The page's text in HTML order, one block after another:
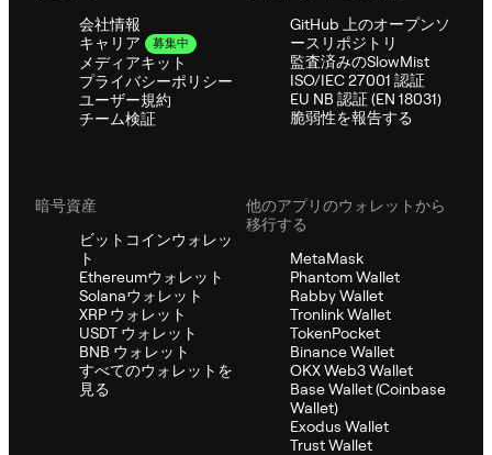
会社情報
キャリア
募集中
メディアキット
プライバシーポリシー
ユーザー規約
チーム検証
GitHub 上のオープンソ
ースリポジトリ
監査済みのSlowMist
ISO/IEC 27001 認証
EU NB 認証 (EN 18031)
脆弱性を報告する
暗号資産
ビットコインウォレッ
ト
Ethereumウォレット
Solanaウォレット
XRP ウォレット
USDT ウォレット
BNB ウォレット
すべてのウォレットを
見る
他のアプリのウォレットから
移行する
MetaMask
Phantom Wallet
Rabby Wallet
Tronlink Wallet
TokenPocket
Binance Wallet
OKX Web3 Wallet
Base Wallet (Coinbase
Wallet)
Exodus Wallet
Trust Wallet